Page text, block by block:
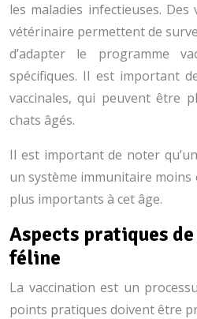
les maladies infectieuses.
vétérinaire permettent de
d’adapter le programme
spécifiques. Il est important
vaccinales, qui peuvent être
chats âgés.
Il est important de noter
un système immunitaire moins
plus importants à cet âge.
Aspects pratiques
féline
La vaccination est un
points pratiques doivent être